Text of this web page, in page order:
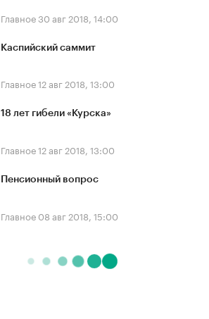
Главное30 авг 2018, 14:00
Каспийский саммит
Главное12 авг 2018, 13:00
18 лет гибели «Курска»
Главное12 авг 2018, 13:00
Пенсионный вопрос
Главное 08 авг 2018, 15:00